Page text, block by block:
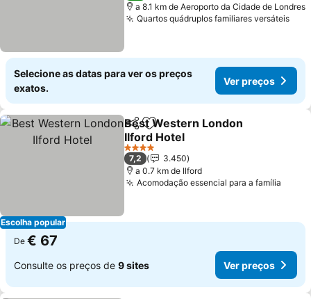
a 8.1 km de Aeroporto da Cidade de Londres
Quartos quádruplos familiares versáteisVer
Selecione as datas para ver os preços
exatos.
Ver preços
Escolha popular
PartilharAdicionar aos favoritos
Best Western London
Ilford Hotel
Ver preços
4 Estrelas
7,2
3.450
a 0.7 km de Ilford
Acomodação essencial para a família
De € 67
Consulte os preços de 9 sites Ver preços